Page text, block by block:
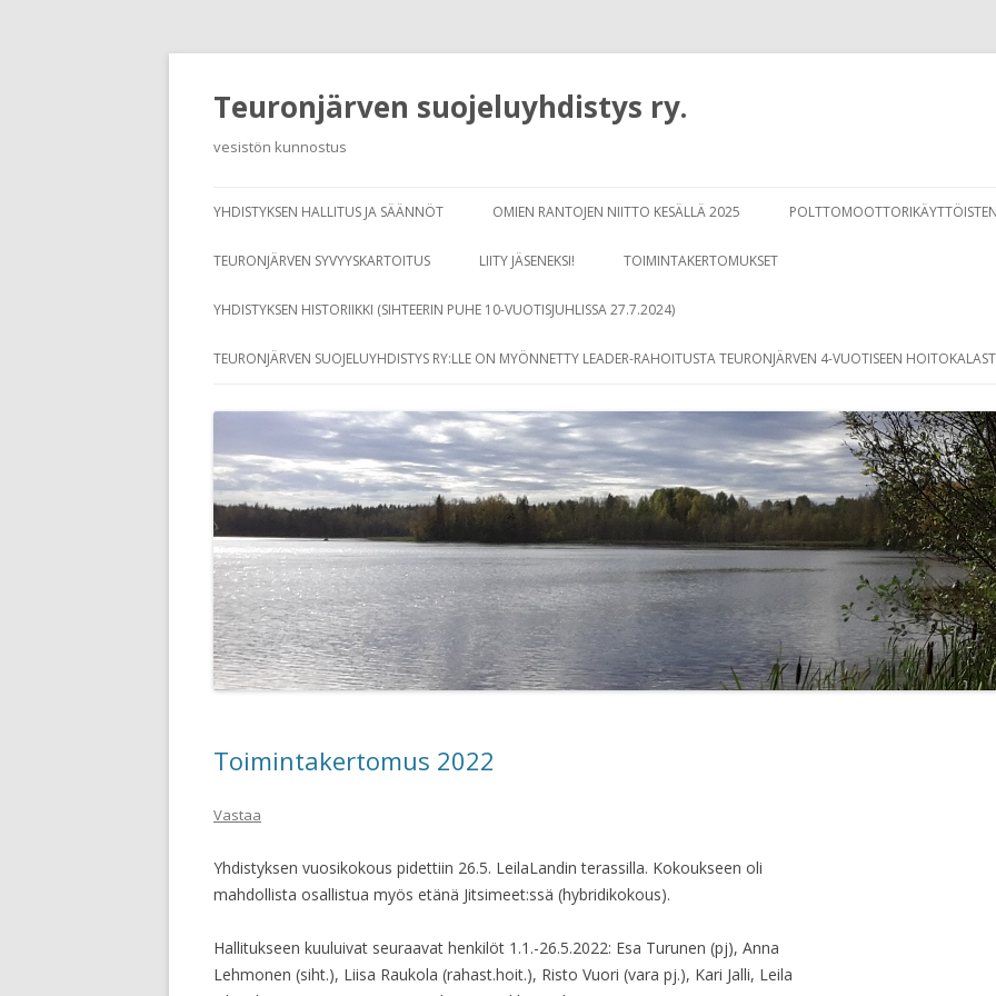
Teuronjärven suojeluyhdistys ry.
vesistön kunnostus
sisältöön
YHDISTYKSEN HALLITUS JA SÄÄNNÖT OMIEN RANTOJEN NIITTO KESÄLLÄ 2025
TEURONJÄRVEN SYVYYSKARTOITUS LIITY JÄSENEKSI! TOIMINTAKERTOMUKSET
YHDISTYKSEN HISTORIIKKI (SIHTEERIN PUHE 10-VUOTISJUHLISSA 27.7.2024)
TEURONJÄRVEN SUOJELUYHDISTYS RY:LLE ON MYÖNNETTY LEADER-RAHOITUSTA TEURONJÄRVEN 4-VUOTISEEN
Toimintakertomus 2022
Vastaa
Yhdistyksen vuosikokous pidettiin 26.5. LeilaLandin terassilla. Kokoukseen oli
mahdollista osallistua myös etänä Jitsimeet:ssä (hybridikokous).
Hallitukseen kuuluivat seuraavat henkilöt 1.1.-26.5.2022: Esa Turunen (pj), Anna
Lehmonen (siht.), Liisa Raukola (rahast.hoit.), Risto Vuori (vara pj.), Kari Jalli, Leila